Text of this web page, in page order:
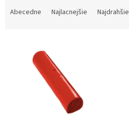
Abecedne Najlacnejšie Najdrahšie